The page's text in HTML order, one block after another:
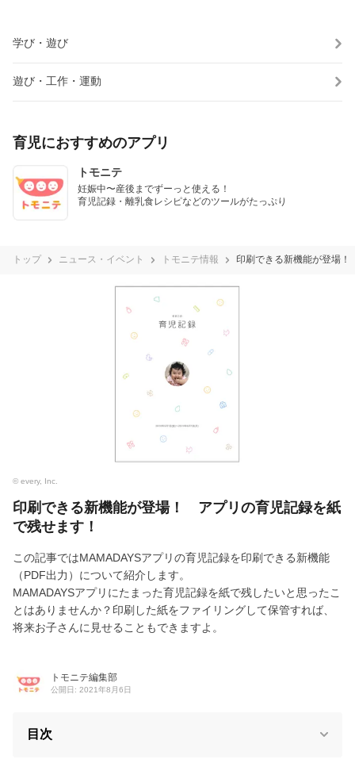
学び・遊び
遊び・工作・運動
育児におすすめのアプリ
トモニテ
妊娠中〜産後までずーっと使える！
育児記録・離乳食レシピなどのツールがたっぷり
トップ ニュース・イベント トモニテ情報 印刷できる新機能が登場
© every, Inc.
印刷できる新機能が登場！ アプリの育児記録を紙
で残せます！
この記事ではMAMADAYSアプリの育児記録を印刷できる新機能
（PDF出力）について紹介します。
MAMADAYSアプリにたまった育児記録を紙で残したいと思ったこ
とはありませんか？印刷した紙をファイリングして保管すれば、
将来お子さんに見せることもできますよ。
トモニテ編集部
公開日: 2021年8月6日
目次